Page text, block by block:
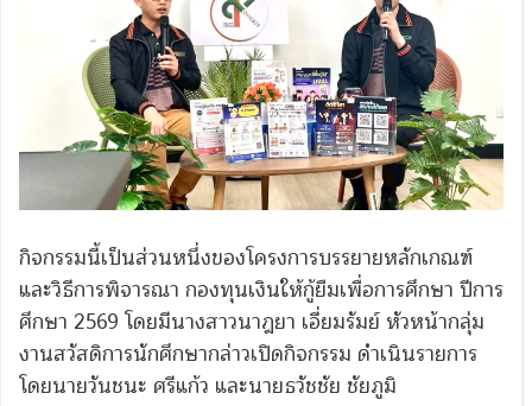
กิจกรรมนี้เป็นส่วนหนึ่งของโครงการบรรยายหลักเกณฑ์
และวิธีการพิจารณา กองทุนเงินให้กู้ยืมเพื่อการศึกษา ปีการ
ศึกษา 2569 โดยมีนางสาวนาฎยา เอี่ยมรัมย์ หัวหน้ากลุ่ม
งานสวัสดิการนักศึกษากล่าวเปิดกิจกรรม ดำเนินรายการ
โดยนายวันชนะ ศรีแก้ว และนายธวัชชัย ชัยภูมิ